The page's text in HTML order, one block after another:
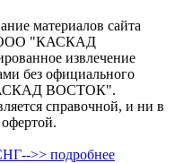
материалов сайта
ООО "КАСКАД
извлечение
без официального
ВОСТОК".
справочной, и ни в
>> подробнее